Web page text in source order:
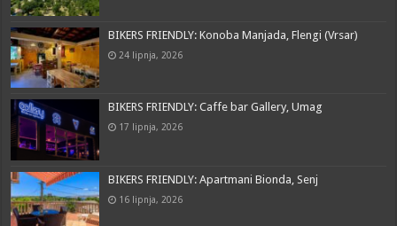
BIKERS FRIENDLY: Konoba Manjada, Flengi (Vrsar)
24 lipnja, 2026
BIKERS FRIENDLY: Caffe bar Gallery, Umag
17 lipnja, 2026
BIKERS FRIENDLY: Apartmani Bionda, Senj
16 lipnja, 2026